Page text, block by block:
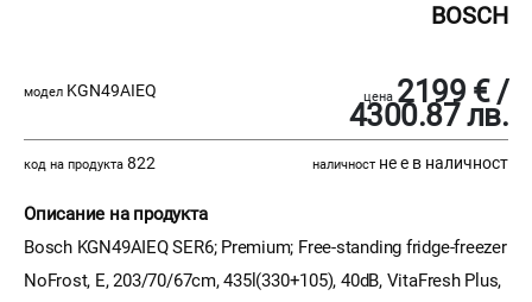
BOSCH
модел KGN49AIEQ цена 2199 € /
4300.87 лв.
код на продукта 822 наличност не е в наличност
Описание на продукта
Bosch KGN49AIEQ SER6; Premium; Free-standing fridge-freezer
NoFrost, E, 203/70/67cm, 435l(330+105), 40dB, VitaFresh Plus,